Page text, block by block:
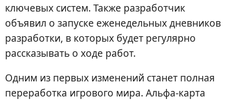
ключевых систем. Также разработчик
объявил о запуске еженедельных дневников
разработки, в которых будет регулярно
рассказывать о ходе работ.
Одним из первых изменений станет полная
переработка игрового мира. Альфа-карта